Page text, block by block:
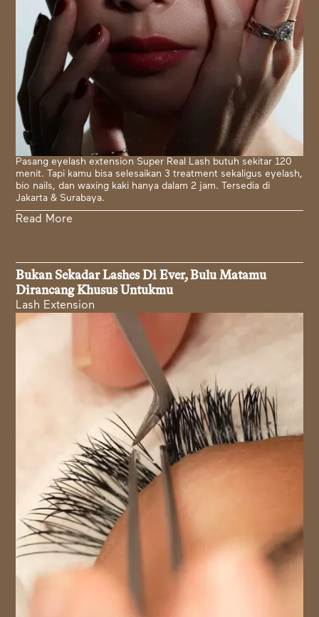
Pasang eyelash extension Super Real Lash butuh sekitar 120
menit. Tapi kamu bisa selesaikan 3 treatment sekaligus eyelash,
bio nails, dan waxing kaki hanya dalam 2 jam. Tersedia di
Jakarta & Surabaya.
Read More
Bukan Sekadar Lashes Di Ever, Bulu Matamu
Dirancang Khusus Untukmu
Lash Extension